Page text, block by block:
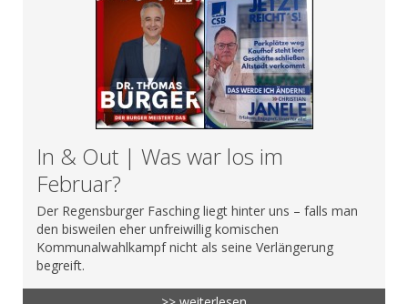
In & Out | Was war los im
Februar?
Der Regensburger Fasching liegt hinter uns – falls man
den bisweilen eher unfreiwillig komischen
Kommunalwahlkampf nicht als seine Verlängerung
begreift.